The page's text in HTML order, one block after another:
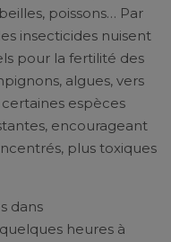
poissons… Par
insecticides nuisent
pour la fertilité des
algues, vers
espèces
encourageant
plus toxiques
dans
heures à